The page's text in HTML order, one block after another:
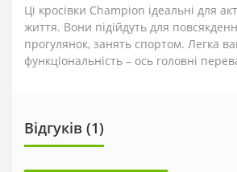
Ці кросівки Champion ідеальні для
життя. Вони підійдуть для
прогулянок, занять спортом. Легка
функціональність – ось головні
Відгуків (1)